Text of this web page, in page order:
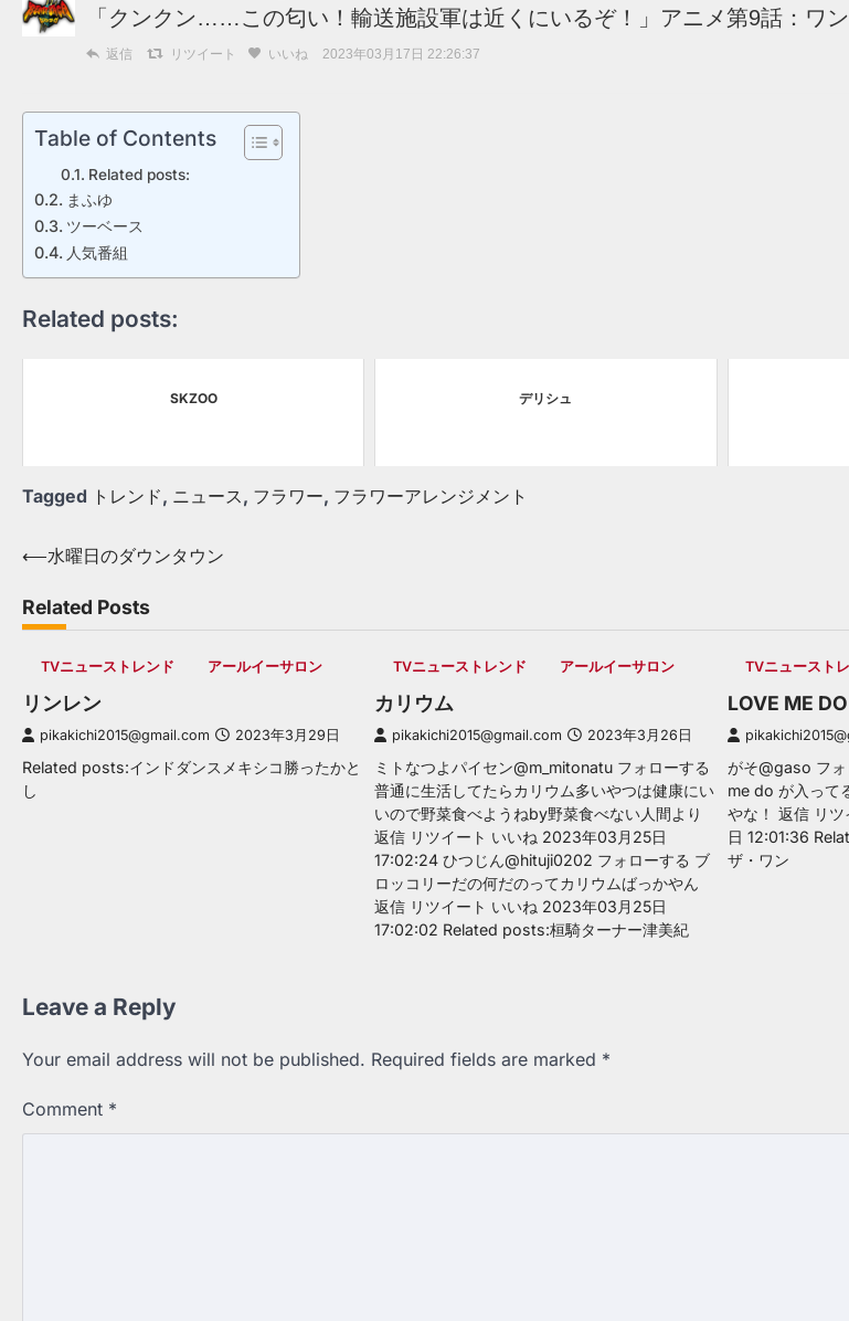
「クンクン……この匂い！輸送施設軍は近くにいるぞ！」アニメ第9話：ワ
返信 リツイート いいね 2023年03月17日 22:26:37
Table of Contents
Related posts:
まふゆ
ツーベース
人気番組
Related posts:
SKZOO デリシュ
Tagged トレンド, ニュース, フラワー, フラワーアレンジメント
Post
⟵水曜日のダウンタウン
Related Posts
TVニューストレンド アールイーサロン
リンレン
pikakichi2015@gmail.com 2023年3月29日
Related posts:インドダンスメキシコ勝ったかと
し
TVニューストレンド アールイーサロン
カリウム
pikakichi2015@gmail.com 2023年3月26日
ミトなつよパイセン@m_mitonatu フォローする
普通に生活してたらカリウム多いやつは健康にい
いので野菜食べようねby野菜食べない人間より
返信 リツイート いいね 2023年03月25日
17:02:24 ひつじん@hituji0202 フォローする ブ
ロッコリーだの何だのってカリウムばっかやん
返信 リツイート いいね 2023年03月25日
17:02:02 Related posts:桓騎ターナー津美紀
TVニュースト
LOVE ME DO
がそ@gaso フ
me do が入って
やな！ 返信 リ
日 12:01:36
ザ・ワン
Leave a Reply
Your email address will not be published. Required fields are marked *
Comment *